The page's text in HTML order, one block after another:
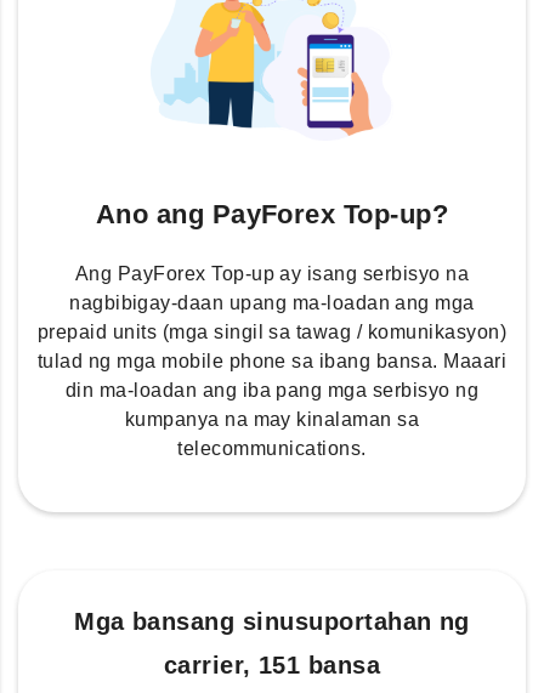
Ano ang PayForex Top-up?
Ang PayForex Top-up ay isang serbisyo na
nagbibigay-daan upang ma-loadan ang mga
prepaid units (mga singil sa tawag / komunikasyon)
tulad ng mga mobile phone sa ibang bansa. Maaari
din ma-loadan ang iba pang mga serbisyo ng
kumpanya na may kinalaman sa
telecommunications.
Mga bansang sinusuportahan ng
carrier, 151 bansa